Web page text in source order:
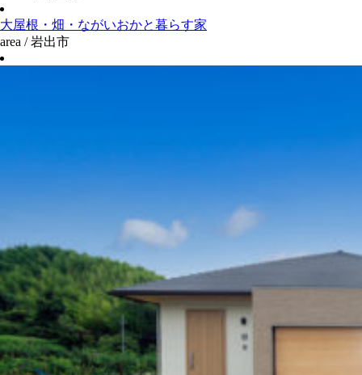
大屋根・畑・ながいおかと暮らす家
area / 岩出市